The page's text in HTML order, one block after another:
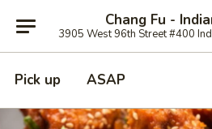
Chang Fu -
3905 West 96th Street #400
Pick up ASAP